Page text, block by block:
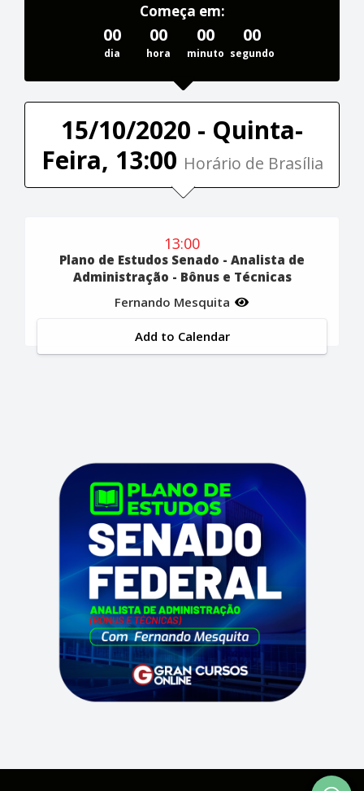
Começa em:
00
dia
00
hora
00
minuto
00
segundo
15/10/2020 - Quinta-
Feira, 13:00 Horário de Brasília
13:00
Plano de Estudos Senado - Analista de
Administração - Bônus e Técnicas
Fernando Mesquita
Add to Calendar